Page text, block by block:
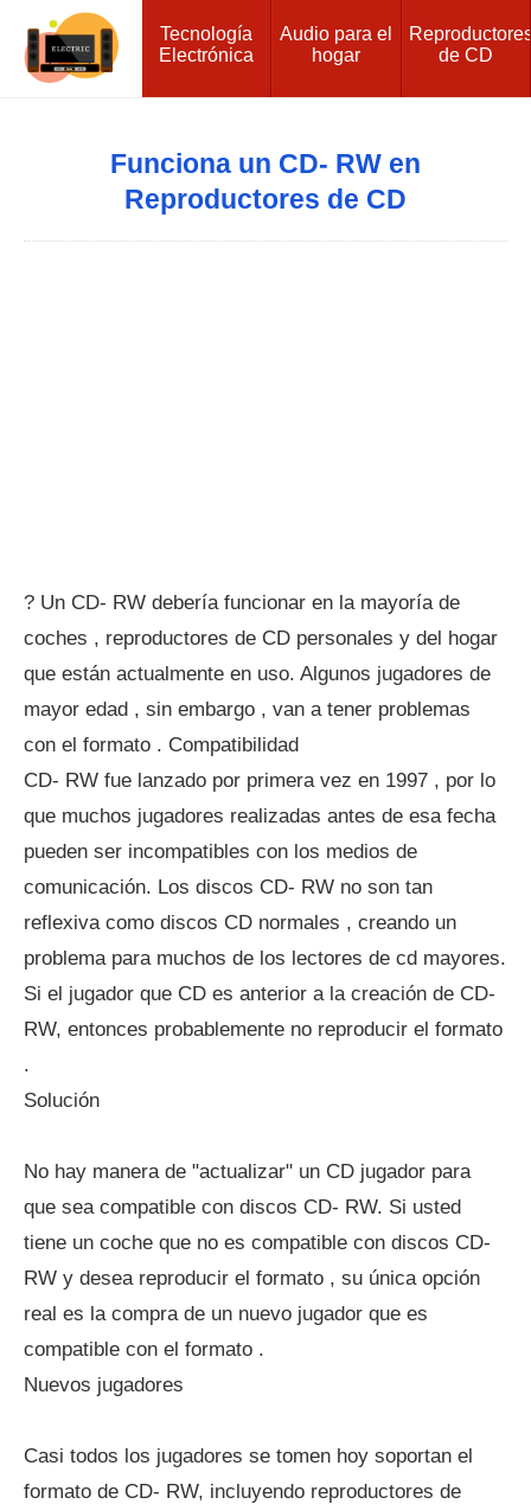
Tecnología
Electrónica
Audio para el
hogar
de CD
Funciona un CD- RW en
Reproductores de CD
? Un CD- RW debería funcionar en la mayoría de
coches , reproductores de CD personales y del hogar
que están actualmente en uso. Algunos jugadores de
mayor edad , sin embargo , van a tener problemas
con el formato . Compatibilidad
CD- RW fue lanzado por primera vez en 1997 , por lo
que muchos jugadores realizadas antes de esa fecha
pueden ser incompatibles con los medios de
comunicación. Los discos CD- RW no son tan
reflexiva como discos CD normales , creando un
problema para muchos de los lectores de cd mayores.
Si el jugador que CD es anterior a la creación de CD-
RW, entonces probablemente no reproducir el formato
.
Solución
No hay manera de "actualizar" un CD jugador para
que sea compatible con discos CD- RW. Si usted
tiene un coche que no es compatible con discos CD-
RW y desea reproducir el formato , su única opción
real es la compra de un nuevo jugador que es
compatible con el formato .
Nuevos jugadores
Casi todos los jugadores se tomen hoy soportan el
formato de CD- RW, incluyendo reproductores de